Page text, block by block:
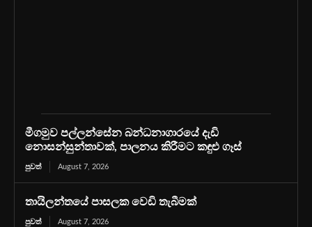
මීගමුව පල්ලන්සේන බන්ධනාගාරයේ දැඩි
නොසන්සුන්තාවක්, පාලනය කිරීමට කඳුළු ගෑස්
පුවත් August 7, 2026
තායිලන්තයේ පාසලක වෙඩි තැබීමක්
පුවත් August 7, 2026